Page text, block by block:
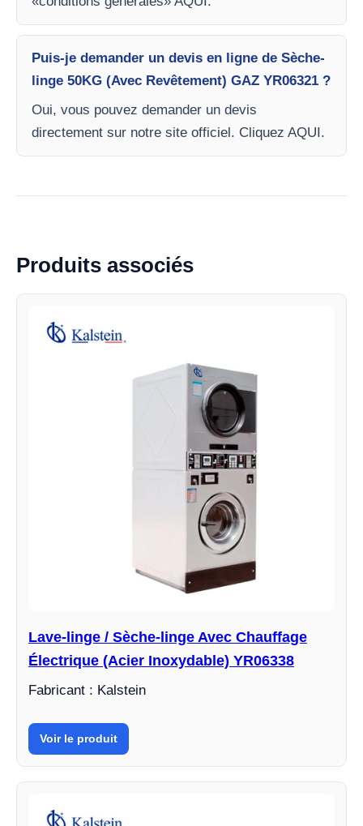
Puis-je demander un devis en ligne de Sèche-
linge 50KG (Avec Revêtement) GAZ YR06321 ?
Oui, vous pouvez demander un devis
directement sur notre site officiel. Cliquez AQUI.
Produits associés
Lave-linge / Sèche-linge Avec Chauffage
Électrique (Acier Inoxydable) YR06338
Fabricant : Kalstein
Voir le produit